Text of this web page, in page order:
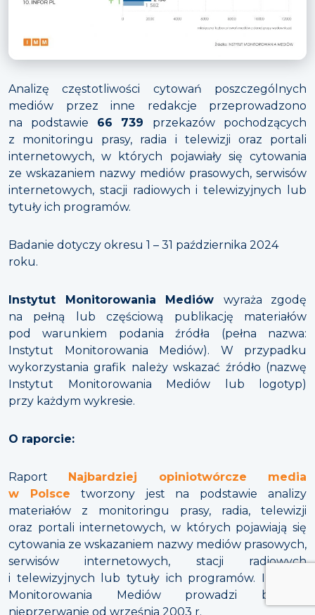
Analizę częstotliwości cytowań poszczególnych
mediów przez inne redakcje przeprowadzono
na podstawie 66 739 przekazów pochodzących
z monitoringu prasy, radia i telewizji oraz portali
internetowych, w których pojawiały się cytowania
ze wskazaniem nazwy mediów prasowych, serwisów
internetowych, stacji radiowych i telewizyjnych lub
tytuły ich programów.
Badanie dotyczy okresu 1 – 31 października 2024
roku.
Instytut Monitorowania Mediów wyraża zgodę
na pełną lub częściową publikację materiałów
pod warunkiem podania źródła (pełna nazwa:
Instytut Monitorowania Mediów). W przypadku
wykorzystania grafik należy wskazać źródło (nazwę
Instytut Monitorowania Mediów lub logotyp)
przy każdym wykresie.
O raporcie:
Raport
Najbardziej opiniotwórcze media
w Polsce tworzony jest na podstawie analizy
materiałów z monitoringu prasy, radia, telewizji
oraz portali internetowych, w których pojawiają się
cytowania ze wskazaniem nazwy mediów prasowych,
serwisów internetowych, stacji radiowych
i telewizyjnych lub tytuły ich programów. Instytut
Monitorowania Mediów prowadzi badanie
nieprzerwanie od września 2003 r.